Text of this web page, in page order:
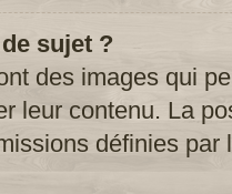
sujet ?
des images qui
leur contenu. La
définies par